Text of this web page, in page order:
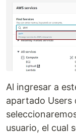
Al ingresar a
apartado Users
usuario, el cual